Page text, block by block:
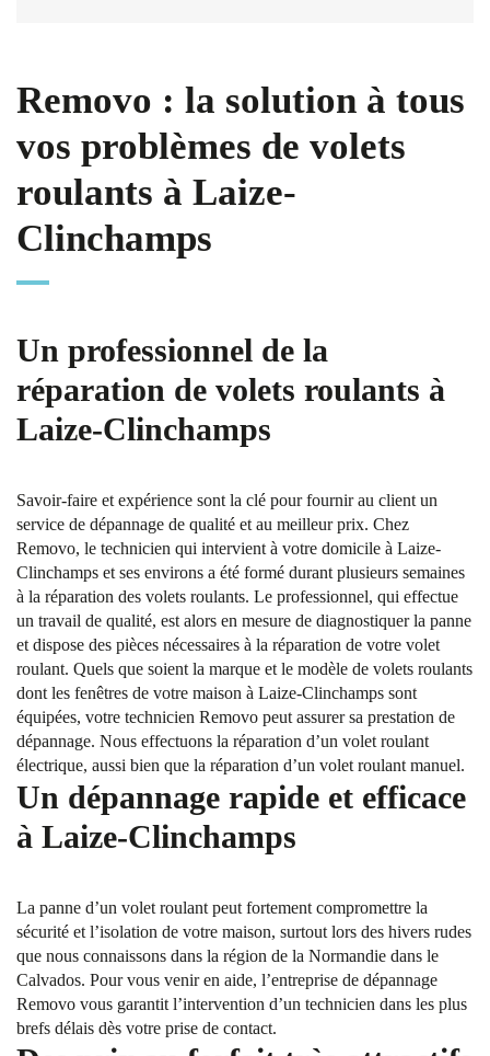
Removo : la solution à tous
vos problèmes de volets
roulants à Laize-
Clinchamps
Un professionnel de la
réparation de volets roulants à
Laize-Clinchamps
Savoir-faire et expérience sont la clé pour fournir au client un
service de dépannage de qualité et au meilleur prix. Chez
Removo, le technicien qui intervient à votre domicile à Laize-
Clinchamps et ses environs a été formé durant plusieurs semaines
à la réparation des volets roulants. Le professionnel, qui effectue
un travail de qualité, est alors en mesure de diagnostiquer la panne
et dispose des pièces nécessaires à la réparation de votre volet
roulant. Quels que soient la marque et le modèle de volets roulants
dont les fenêtres de votre maison à Laize-Clinchamps sont
équipées, votre technicien Removo peut assurer sa prestation de
dépannage. Nous effectuons la réparation d’un volet roulant
électrique, aussi bien que la réparation d’un volet roulant manuel.
Un dépannage rapide et efficace
à Laize-Clinchamps
La panne d’un volet roulant peut fortement compromettre la
sécurité et l’isolation de votre maison, surtout lors des hivers rudes
que nous connaissons dans la région de la Normandie dans le
Calvados. Pour vous venir en aide, l’entreprise de dépannage
Removo vous garantit l’intervention d’un technicien dans les plus
brefs délais dès votre prise de contact.